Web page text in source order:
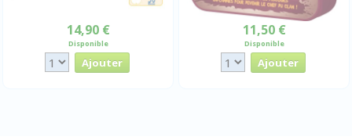
14,90 €
Disponible
11,50 €
Disponible